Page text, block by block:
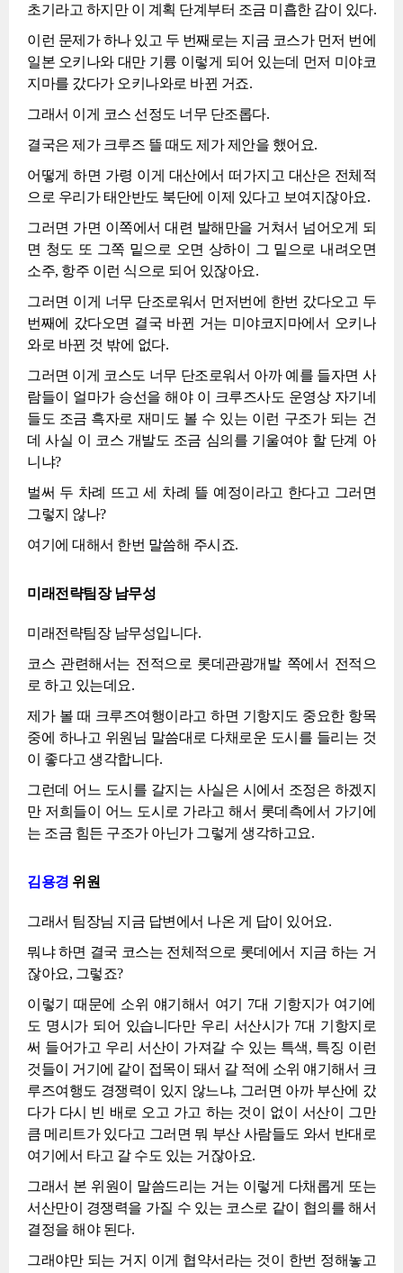
초기라고 하지만 이 계획 단계부터 조금 미흡한 감이 있다.
이런 문제가 하나 있고 두 번째로는 지금 코스가 먼저 번에
일본 오키나와 대만 기륭 이렇게 되어 있는데 먼저 미야코
지마를 갔다가 오키나와로 바뀐 거죠.
그래서 이게 코스 선정도 너무 단조롭다.
결국은 제가 크루즈 뜰 때도 제가 제안을 했어요.
어떻게 하면 가령 이게 대산에서 떠가지고 대산은 전체적
으로 우리가 태안반도 북단에 이제 있다고 보여지잖아요.
그러면 가면 이쪽에서 대련 발해만을 거쳐서 넘어오게 되
면 청도 또 그쪽 밑으로 오면 상하이 그 밑으로 내려오면
소주, 항주 이런 식으로 되어 있잖아요.
그러면 이게 너무 단조로워서 먼저번에 한번 갔다오고 두
번째에 갔다오면 결국 바뀐 거는 미야코지마에서 오키나
와로 바뀐 것 밖에 없다.
그러면 이게 코스도 너무 단조로워서 아까 예를 들자면 사
람들이 얼마가 승선을 해야 이 크루즈사도 운영상 자기네
들도 조금 흑자로 재미도 볼 수 있는 이런 구조가 되는 건
데 사실 이 코스 개발도 조금 심의를 기울여야 할 단계 아
니냐?
벌써 두 차례 뜨고 세 차례 뜰 예정이라고 한다고 그러면
그렇지 않나?
여기에 대해서 한번 말씀해 주시죠.
미래전략팀장 남무성
미래전략팀장 남무성입니다.
코스 관련해서는 전적으로 롯데관광개발 쪽에서 전적으
로 하고 있는데요.
제가 볼 때 크루즈여행이라고 하면 기항지도 중요한 항목
중에 하나고 위원님 말씀대로 다채로운 도시를 들리는 것
이 좋다고 생각합니다.
그런데 어느 도시를 갈지는 사실은 시에서 조정은 하겠지
만 저희들이 어느 도시로 가라고 해서 롯데측에서 가기에
는 조금 힘든 구조가 아닌가 그렇게 생각하고요.
김용경 위원
그래서 팀장님 지금 답변에서 나온 게 답이 있어요.
뭐냐 하면 결국 코스는 전체적으로 롯데에서 지금 하는 거
잖아요, 그렇죠?
이렇기 때문에 소위 얘기해서 여기 7대 기항지가 여기에
도 명시가 되어 있습니다만 우리 서산시가 7대 기항지로
써 들어가고 우리 서산이 가져갈 수 있는 특색, 특징 이런
것들이 거기에 같이 접목이 돼서 갈 적에 소위 얘기해서 크
루즈여행도 경쟁력이 있지 않느냐, 그러면 아까 부산에 갔
다가 다시 빈 배로 오고 가고 하는 것이 없이 서산이 그만
큼 메리트가 있다고 그러면 뭐 부산 사람들도 와서 반대로
여기에서 타고 갈 수도 있는 거잖아요.
그래서 본 위원이 말씀드리는 거는 이렇게 다채롭게 또는
서산만이 경쟁력을 가질 수 있는 코스로 같이 협의를 해서
결정을 해야 된다.
그래야만 되는 거지 이게 협약서라는 것이 한번 정해놓고